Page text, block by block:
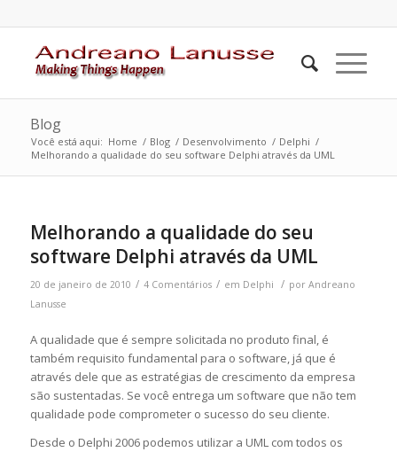
Blog
Você está aqui: Home / Blog / Desenvolvimento / Delphi /
Melhorando a qualidade do seu software Delphi através da UML
Melhorando a qualidade do seu
software Delphi através da UML
20 de janeiro de 2010 / 4 Comentários / em Delphi / por Andreano
Lanusse
A qualidade que é sempre solicitada no produto final, é
também requisito fundamental para o software, já que é
através dele que as estratégias de crescimento da empresa
são sustentadas. Se você entrega um software que não tem
qualidade pode comprometer o sucesso do seu cliente.
Desde o Delphi 2006 podemos utilizar a UML com todos os